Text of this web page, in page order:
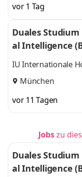
vor 1 Tag
Duales Studium
al Intelligence
IU Internationale
München
vor 11 Tagen
Jobszu
Duales Studium
al Intelligence